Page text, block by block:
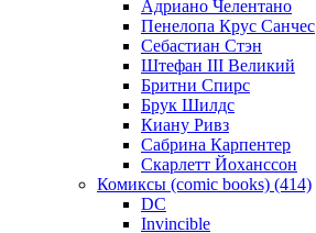
Адриано Челентано
Пенелопа Крус Санчес
Себастиан Стэн
Штефан III Великий
Бритни Спирс
Брук Шилдс
Киану Ривз
Сабрина Карпентер
Скарлетт Йоханссон
Комиксы (comic books) (414)
DC
Invincible